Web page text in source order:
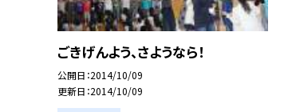
ごきげんよう、さようなら！
公開日 2014/10/09
更新日 2014/10/09